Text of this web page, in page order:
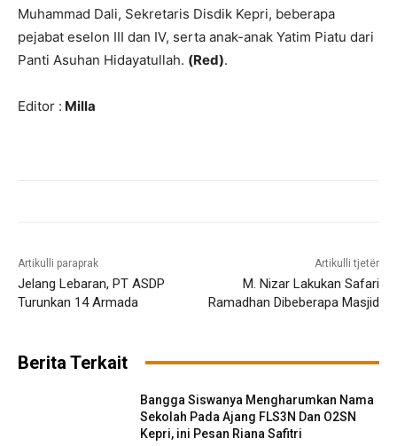
Muhammad Dali, Sekretaris Disdik Kepri, beberapa
pejabat eselon III dan IV, serta anak-anak Yatim Piatu dari
Panti Asuhan Hidayatullah. (Red).
Editor : Milla
Artikulli paraprak
Jelang Lebaran, PT ASDP
Turunkan 14 Armada
Artikulli tjetër
M. Nizar Lakukan Safari
Ramadhan Dibeberapa Masjid
Berita Terkait
Bangga Siswanya Mengharumkan Nama
Sekolah Pada Ajang FLS3N Dan O2SN
Kepri, ini Pesan Riana Safitri